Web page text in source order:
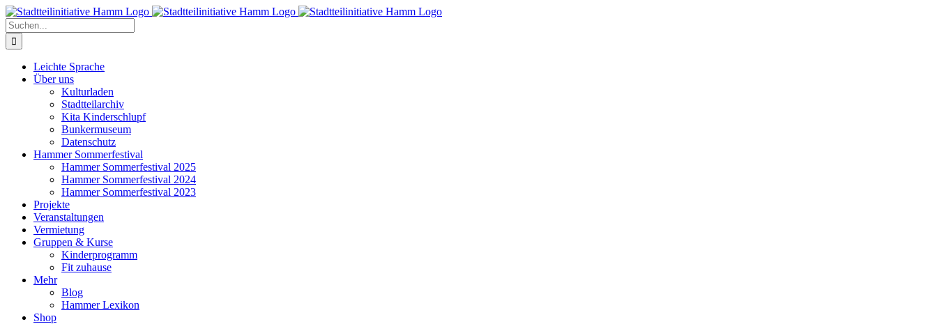
Zum
Inhalt
springen
Suche
nach:
Leichte Sprache
Über uns
Kulturladen
Stadtteilarchiv
Kita Kinderschlupf
Bunkermuseum
Datenschutz
Hammer Sommerfestival
Hammer Sommerfestival 2025
Hammer Sommerfestival 2024
Hammer Sommerfestival 2023
Projekte
Veranstaltungen
Vermietung
Gruppen & Kurse
Kinderprogramm
Fit zuhause
Mehr
Blog
Hammer Lexikon
Shop